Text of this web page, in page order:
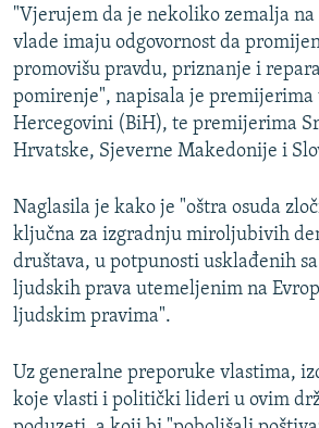
"Vjerujem da je nekoliko zemalja
vlade imaju odgovornost da
promovišu pravdu, priznanje i
pomirenje", napisala je premijerima
Hercegovini (BiH), te premijerima
Hrvatske, Sjeverne Makedonije i
Naglasila je kako je "oštra osuda
ključna za izgradnju miroljubivih
društava, u potpunosti usklađenih
ljudskih prava utemeljenim na
ljudskim pravima".
Uz generalne preporuke vlastima,
koje vlasti i politički lideri u ovim